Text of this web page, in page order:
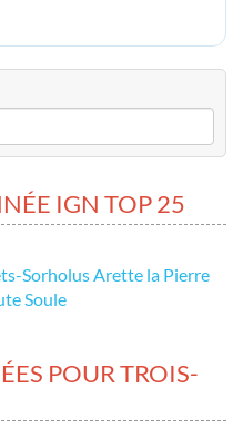
IGN TOP 25
Sorholus Arette la Pierre
Soule
POUR TROIS-